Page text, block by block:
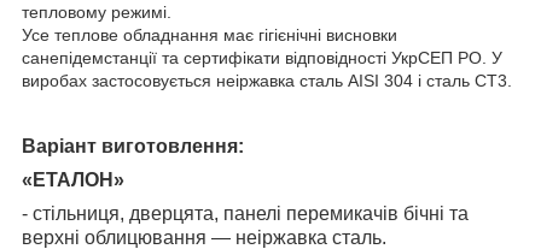
тепловому режимі.
Усе теплове обладнання має гігієнічні висновки
санепідемстанції та сертифікати відповідності УкрСЕП РО. У
виробах застосовується неіржавка сталь AISI 304 і сталь СТ3.
Варіант виготовлення:
«ЕТАЛОН»
- стільниця, дверцята, панелі перемикачів бічні та
верхні облицювання — неіржавка сталь.